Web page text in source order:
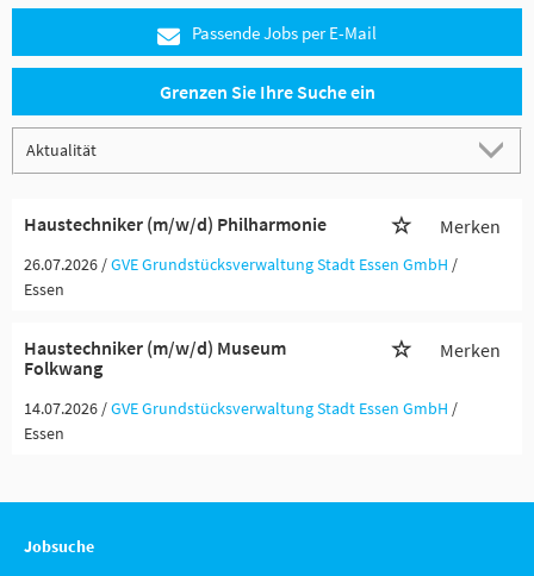
Passende Jobs per E-Mail
Grenzen Sie Ihre Suche ein
Haustechniker (m/w/d) Philharmonie Merken
26.07.2026 /GVE Grundstücksverwaltung Stadt Essen GmbH /
Essen
Haustechniker (m/w/d) Museum
Folkwang
Merken
14.07.2026 /GVE Grundstücksverwaltung Stadt Essen GmbH /
Essen
Jobsuche